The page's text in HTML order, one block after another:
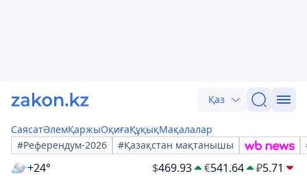
Қаз
СаясатӘлемҚаржыОқиғаҚұқықМақалалар
#Референдум-2026
#Қазақстан мақтанышы
+24° $469.93 €541.64 ₽5.71